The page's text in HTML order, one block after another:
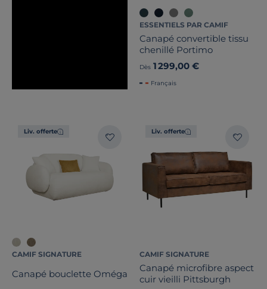
ESSENTIELS PAR CAMIF
Canapé convertible tissu
chenillé Portimo
Dès 1 299,00 €
Français
Liv. offerte
CAMIF SIGNATURE
Canapé bouclette Oméga
Liv. offerte
CAMIF SIGNATURE
Canapé microfibre aspect
cuir vieilli Pittsburgh